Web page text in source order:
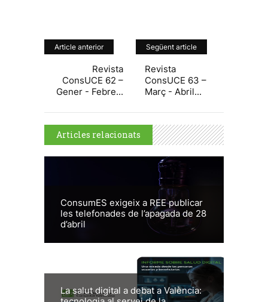
Article anterior
Revista
ConsUCE 62 –
Gener - Febre...
Següent article
Revista
ConsUCE 63 –
Març - Abril...
Articles relacionats
ConsumES exigeix a REE publicar
les telefonades de l’apagada de 28
d’abril
La salut digital a debat a València: